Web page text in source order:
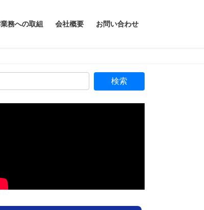
務への取組 会社概要 お問い合わせ